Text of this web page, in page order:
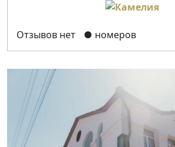
Отзывов нет ● номеров